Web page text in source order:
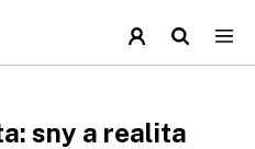
sny a realita